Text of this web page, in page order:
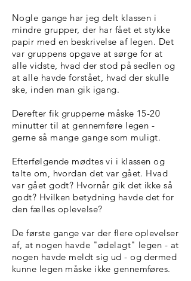
Nogle gange har jeg delt klassen i
mindre grupper, der har fået et stykke
papir med en beskrivelse af legen. Det
var gruppens opgave at sørge for at
alle vidste, hvad der stod på sedlen og
at alle havde forstået, hvad der skulle
ske, inden man gik igang.
Derefter fik grupperne måske 15-20
minutter til at gennemføre legen -
gerne så mange gange som muligt.
Efterfølgende mødtes vi i klassen og
talte om, hvordan det var gået. Hvad
var gået godt? Hvornår gik det ikke så
godt? Hvilken betydning havde det for
den fælles oplevelse?
De første gange var der flere oplevelser
af, at nogen havde "ødelagt" legen - at
nogen havde meldt sig ud - og dermed
kunne legen måske ikke gennemføres.